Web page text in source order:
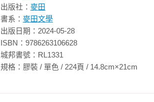
「你是導演。」
「他不自在。」
「他這個人怎麼⋯⋯」月青皺眉。
出版社： 麥田
書系： 麥田文學
出版日期：2024-05-28
ISBN：9786263106628
城邦書號：RL1331
規格：膠裝 / 單色 / 224頁 /